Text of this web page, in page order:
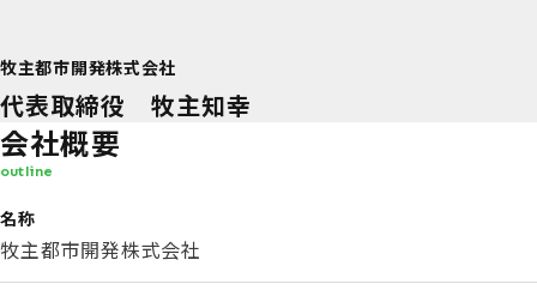
牧主都市開発株式会社
代表取締役 牧主知幸
会社概要
outline
名称
牧主都市開発株式会社